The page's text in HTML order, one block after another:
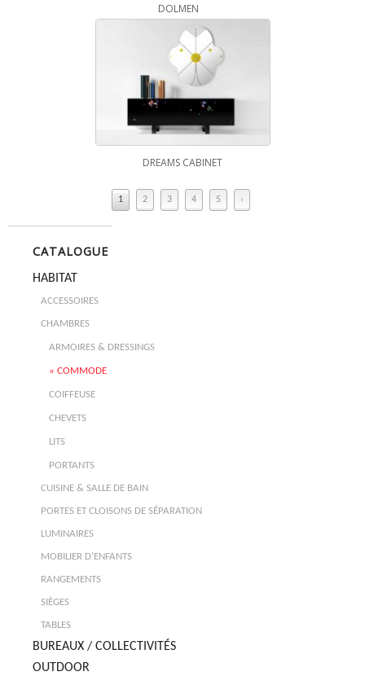
DOLMEN
DREAMS CABINET
1 2 3 4 5 ›
CATALOGUE
HABITAT
ACCESSOIRES
CHAMBRES
ARMOIRES & DRESSINGS
COMMODE
COIFFEUSE
CHEVETS
LITS
PORTANTS
CUISINE & SALLE DE BAIN
PORTES ET CLOISONS DE SÉPARATION
LUMINAIRES
MOBILIER D’ENFANTS
RANGEMENTS
SIÈGES
TABLES
BUREAUX / COLLECTIVITÉS
OUTDOOR